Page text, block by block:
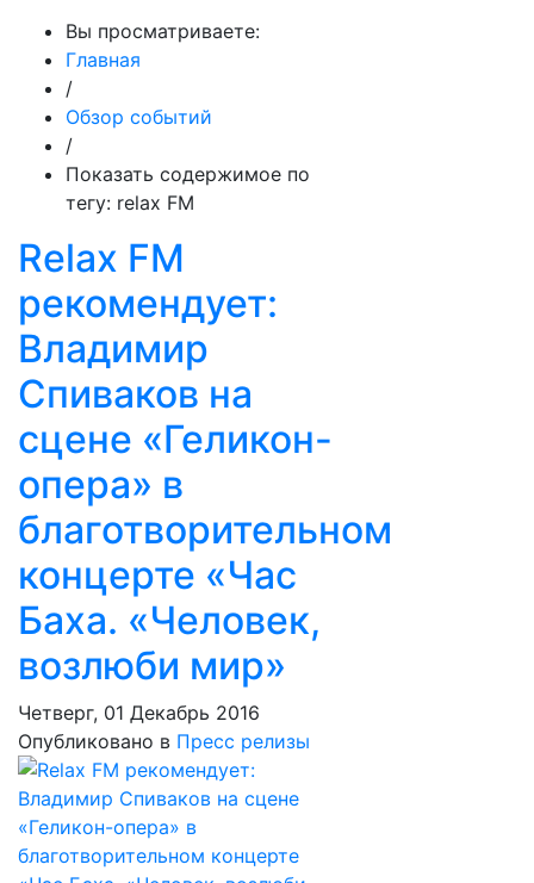
Вы просматриваете:
Главная
/
Обзор событий
/
Показать содержимое по
тегу: relax FM
Relax FM
рекомендует:
Владимир
Спиваков на
сцене «Геликон-
опера» в
благотворительном
концерте «Час
Баха. «Человек,
возлюби мир»
Четверг, 01 Декабрь 2016
Опубликовано в Пресс релизы